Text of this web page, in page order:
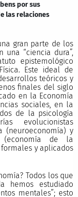
por sus
las relaciones
gran parte de los
“ciencia dura”,
epistemológico
Este ideal de
teóricos y
finales del siglo
en la Economía
sociales, en la
de la psicología
evolucionistas
(neuroeconomía) y
de la
y aplicados
Todos los que
hemos estudiado
mentales”; esto